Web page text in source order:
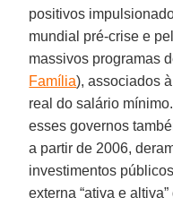
positivos
mundial pré-crise e
massivos programas
Família), associados
real do salário
esses governos
a partir de 2006,
investimentos
externa “ativa e